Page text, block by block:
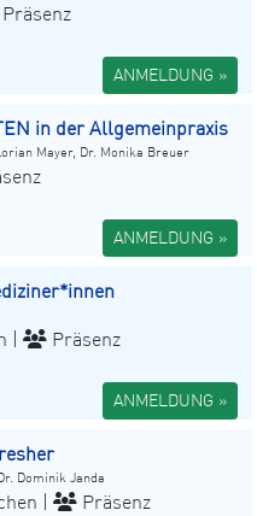
Präsenz
ANMELDUNG »
in der Allgemeinpraxis
Mayer, Dr. Monika Breuer
ANMELDUNG »
|
Präsenz
ANMELDUNG »
Dominik Janda
| Präsenz